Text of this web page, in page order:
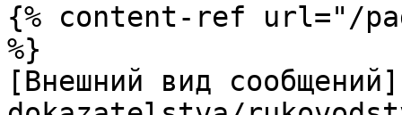
{% content-ref url="/
%}
[Внешний вид